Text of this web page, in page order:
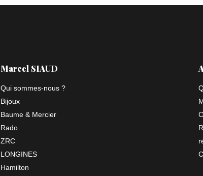
Marcel SIAUD
Qui sommes-nous ?
Bijoux
Baume & Mercier
Rado
ZRC
LONGINES
Hamilton